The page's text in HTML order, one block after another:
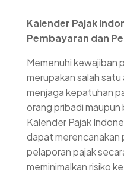
Kalender Pajak
Pembayaran dan
Memenuhi kewajiban
merupakan salah
menjaga kepatuhan
orang pribadi
Kalender Pajak
dapat merencanakan
pelaporan pajak
meminimalkan risiko